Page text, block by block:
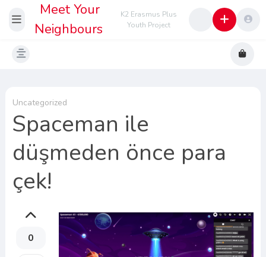
Meet Your
Neighbours
K2 Erasmus Plus
Youth Project
Uncategorized
Spaceman ile
düşmeden önce para
çek!
0